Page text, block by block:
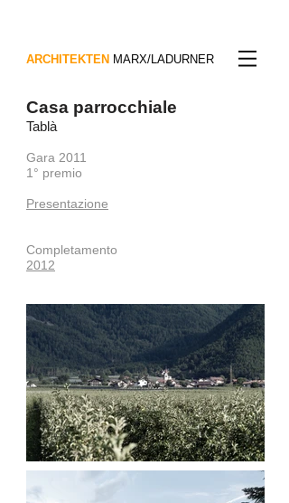
ARCHITEKTEN MARX/LADURNER
Casa parrocchiale
Tablà
Gara 2011
1° premio
Presentazione
Completamento
2012